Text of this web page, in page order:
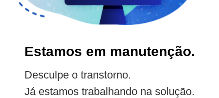
Estamos em manutenção.
Desculpe o transtorno.
Já estamos trabalhando na solução.